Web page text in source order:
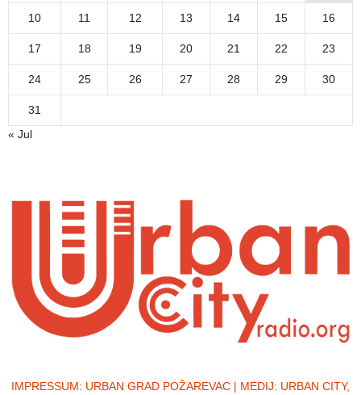
10 11 12 13 14 15 16
17 18 19 20 21 22 23
24 25 26 27 28 29 30
31
« Jul
IMPRESSUM: URBAN GRAD POŽAREVAC | MEDIJ: URBAN CITY,